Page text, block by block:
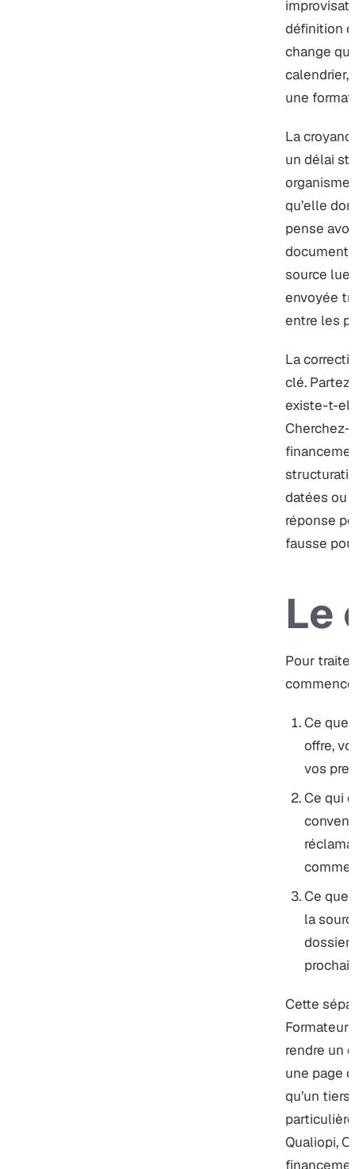
définition
change
calendrier,
une
La
un délai
qu’elle
pense
document
source lue
envoyée
entre les
La
clé.
existe-t-
Cherchez-
datées ou
réponse
fausse
Le
Pour
Ce que
offre,
vos
Ce qui
Ce que
la
dossier
Cette
Formateur
rendre un
une page
qu’un
Qualiopi,